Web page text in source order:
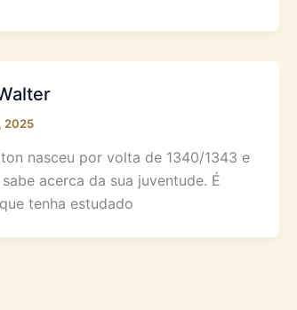
2025
nasceu por volta de 1340/1343 e
acerca da sua juventude. É
tenha estudado